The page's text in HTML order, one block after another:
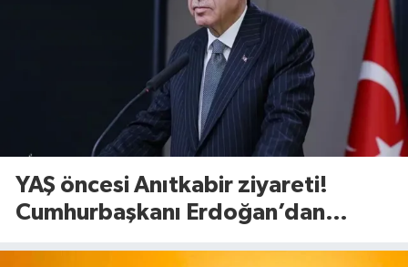
YAŞ öncesi Anıtkabir ziyareti!
Cumhurbaşkanı Erdoğan’dan